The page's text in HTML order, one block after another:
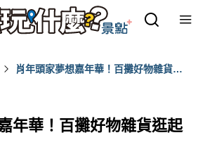
肖年頭家夢想嘉年華！百攤好物雜貨逛
年華！百攤好物雜貨逛起